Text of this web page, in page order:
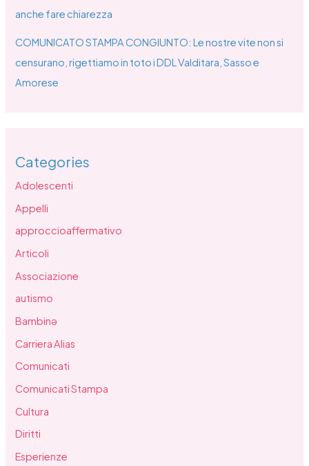
anche fare chiarezza
COMUNICATO STAMPA CONGIUNTO: Le nostre vite non si
censurano, rigettiamo in toto i DDL Valditara, Sasso e
Amorese
Categories
Adolescenti
Appelli
approccioaffermativo
Articoli
Associazione
autismo
Bambinə
Carriera Alias
Comunicati
Comunicati Stampa
Cultura
Diritti
Esperienze